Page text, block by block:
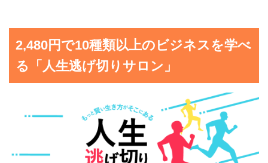
2,480円で10種類以上のビジネスを学べ
る「人生逃げ切りサロン」